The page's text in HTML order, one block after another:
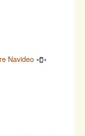
Navideo